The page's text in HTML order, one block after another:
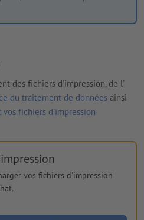
des fichiers d'impression, de l'
du traitement de données ainsi
vos fichiers d'impression
vos fichiers d'impression